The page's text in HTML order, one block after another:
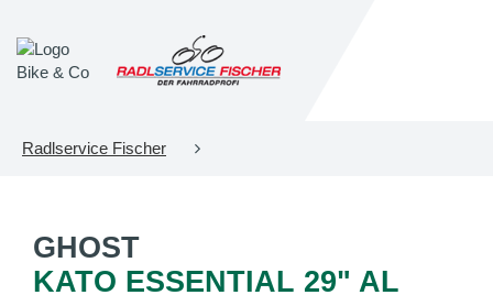
Radlservice Fischer
GHOST
KATO ESSENTIAL 29" AL